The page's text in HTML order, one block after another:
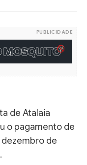
PUBLICIDADE
de Atalaia
o pagamento de
de